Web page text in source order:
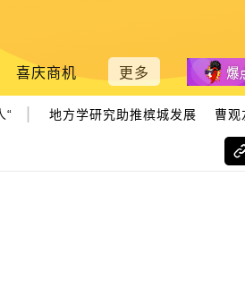
喜庆商机 更多
| 地方学研究助推槟城发展 曹观友